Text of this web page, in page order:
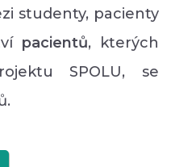
studenty, pacienty
pacientů, kterých
SPOLU, se